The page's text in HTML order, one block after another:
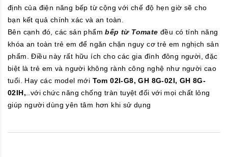
định của điện năng bếp từ cộng với chế độ hẹn giờ sẽ cho
bạn kết quả chính xác và an toàn.
Bên cạnh đó, các sản phẩmbếp từ Tomate đều có tính năng
khóa an toàn trẻ em để ngăn chặn nguy cơ trẻ em nghịch sản
phẩm. Điều này rất hữu ích cho các gia đình đông người, đặc
biệt là trẻ em và người không rành công nghệ như người cao
tuổi. Hay các model mới Tom 02I-G8, GH 8G-02I, GH 8G-
02IH, ..với chức năng chống tràn tuyệt đối với mọi chất lỏng
giúp người dùng yên tâm hơn khi sử dụng